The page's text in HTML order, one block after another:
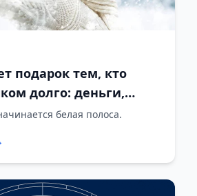
подарок тем, кто
долго: деньги,
и мощный
белая полоса.